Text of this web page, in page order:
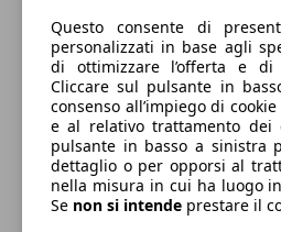
108 g/km
Emissioni di CO2 (combinato)*
Questo consente di
personalizzati in base agli
di ottimizzare l’offerta e di
Cliccare sul pulsante in
consenso all’impiego di
e al relativo trattamento dei
pulsante in basso a sinistra
dettaglio o per opporsi al
nella misura in cui ha luogo
Se non si intende prestare il